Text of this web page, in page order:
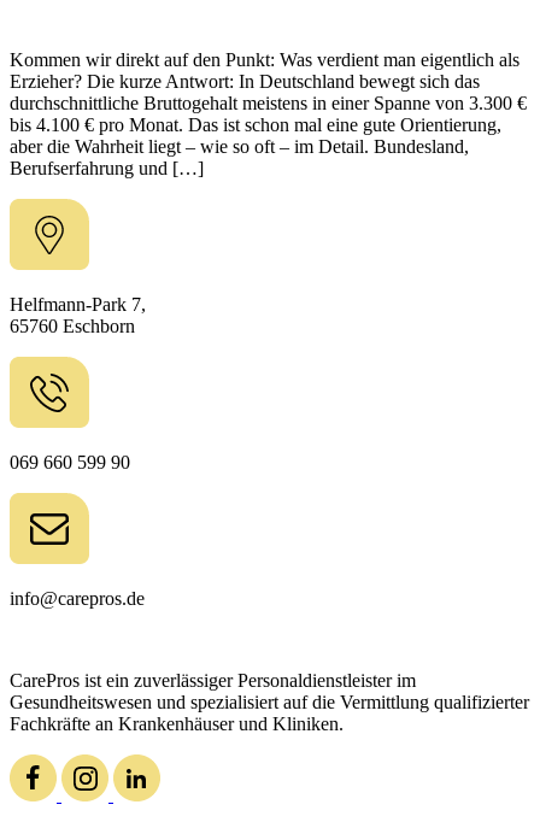
Kommen wir direkt auf den Punkt: Was verdient man eigentlich als
Erzieher? Die kurze Antwort: In Deutschland bewegt sich das
durchschnittliche Bruttogehalt meistens in einer Spanne von 3.300 €
bis 4.100 € pro Monat. Das ist schon mal eine gute Orientierung,
aber die Wahrheit liegt – wie so oft – im Detail. Bundesland,
Berufserfahrung und […]
Helfmann-Park 7,
65760 Eschborn
069 660 599 90
info@carepros.de
CarePros ist ein zuverlässiger Personaldienstleister im
Gesundheitswesen und spezialisiert auf die Vermittlung qualifizierter
Fachkräfte an Krankenhäuser und Kliniken.